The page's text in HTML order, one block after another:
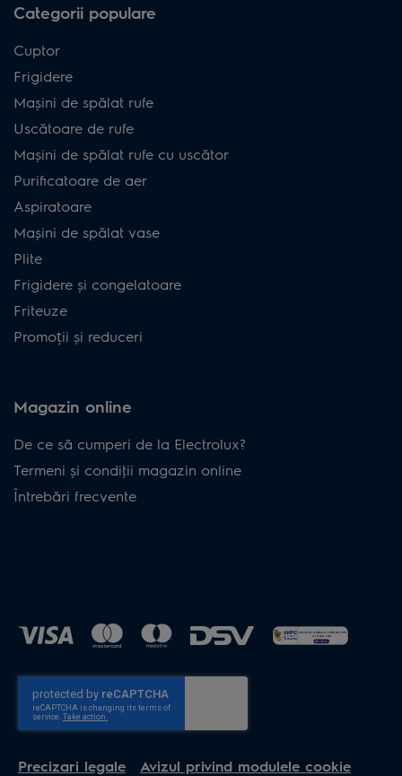
Categorii populare
Cuptor
Frigidere
Mașini de spălat rufe
Uscătoare de rufe
Mașini de spălat rufe cu uscător
Purificatoare de aer
Aspiratoare
Mașini de spălat vase
Plite
Frigidere și congelatoare
Friteuze
Promoții și reduceri
Magazin online
De ce să cumperi de la Electrolux?
Termeni și condiţii magazin online
Întrebări frecvente
Precizari legale Avizul privind modulele cookie